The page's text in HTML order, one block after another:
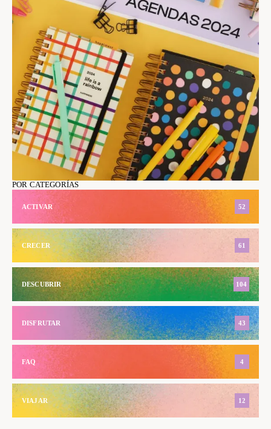
POR CATEGORÍAS
ACTIVAR 52
CRECER 61
DESCUBRIR 104
DISFRUTAR 43
FAQ 4
VIAJAR 12